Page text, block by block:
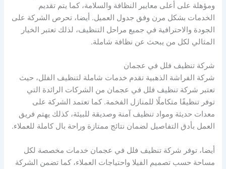
ومؤهلة على أعلى معايير النظافة والسلامة، كما يتم تقديم
الخدمات بشكل مرن وفق جدول العميل. أيضا، تحرص الشركة على
الجودة والاحترافية في جميع مراحل التنظيف، لذلك تعتبر الخيار
المثالي لكل من يبحث عن نظافة شاملة.
شركة تنظيف فلل في عجمان
شركة الفراشة الذهبية تقدم خدمات شاملة لتنظيف الفلل، حيث
تعتبر شركة تنظيف فلل في عجمان من الشركات الرائدة التي
توفر تنظيفًا متكاملًا للمنازل الفخمة. كما تعتمد الشركة على
معدات حديثة ومواد تنظيف آمنة وصديقة للبيئة، كذلك يهتم فريق
العمل بأدق التفاصيل لضمان نتائج ممتازة وراحة بال كاملة للعملاء.
أيضا، توفر شركة تنظيف فلل في عجمان خدمات مخصصة لكل
مساحة حسب تصميم الفيلا واحتياجات العملاء، كما تضمن الشركة